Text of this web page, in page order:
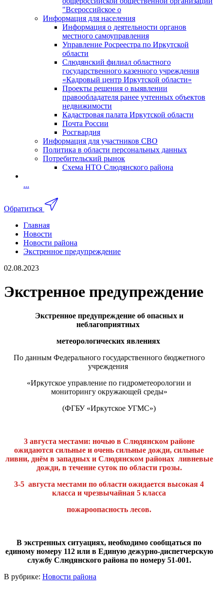
"Всероссийское о
Информация для населения
Информация о деятельности органов
местного самоуправления
Управление Росреестра по Иркутской
области
Слюдянский филиал областного
государственного казенного учреждения
«Кадровый центр Иркутской области»
Проекты решения о выявлении
правообладателя ранее учтенных объектов
недвижимости
Кадастровая палата Иркутской области
Почта России
Росгвардия
Информация для участников СВО
Политика в области персональных данных
Потребительский рынок
Схема НТО Слюдянского района
...
Обратиться
Главная
Новости
Новости района
Экстренное предупреждение
02.08.2023
Экстренное предупреждение
Экстренное предупреждение об опасных и
неблагоприятных
метеорологических явлениях
По данным Федерального государственного бюджетного
учреждения
«Иркутское управление по гидрометеорологии и
мониторингу окружающей среды»
(ФГБУ «Иркутское УГМС»)
3 августа местами: ночью в Слюдянском районе
ожидаются сильные и очень сильные дожди, сильные
ливни, днём в западных и Слюдянском районах ливневые
дожди, в течение суток по области грозы.
3-5 августа местами по области ожидается высокая 4
класса и чрезвычайная 5 класса
пожароопасность лесов.
В экстренных ситуациях, необходимо сообщаться по
единому номеру 112 или в Единую дежурно-диспетчерскую
службу Слюдянского района по номеру 51-001.
В рубрике: Новости района